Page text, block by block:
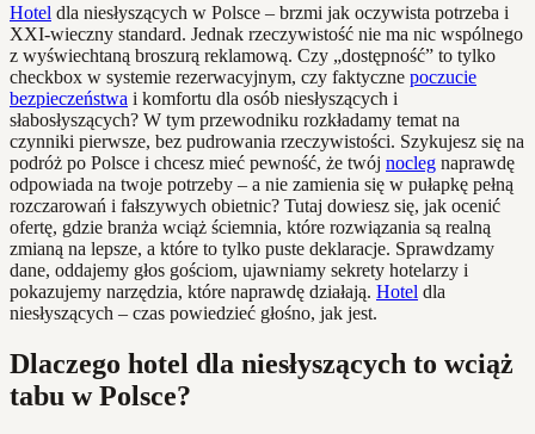
Hotel dla niesłyszących w Polsce – brzmi jak oczywista potrzeba i
XXI-wieczny standard. Jednak rzeczywistość nie ma nic wspólnego
z wyświechtaną broszurą reklamową. Czy „dostępność” to tylko
checkbox w systemie rezerwacyjnym, czy faktyczne poczucie
bezpieczeństwa i komfortu dla osób niesłyszących i
słabosłyszących? W tym przewodniku rozkładamy temat na
czynniki pierwsze, bez pudrowania rzeczywistości. Szykujesz się na
podróż po Polsce i chcesz mieć pewność, że twój nocleg naprawdę
odpowiada na twoje potrzeby – a nie zamienia się w pułapkę pełną
rozczarowań i fałszywych obietnic? Tutaj dowiesz się, jak ocenić
ofertę, gdzie branża wciąż ściemnia, które rozwiązania są realną
zmianą na lepsze, a które to tylko puste deklaracje. Sprawdzamy
dane, oddajemy głos gościom, ujawniamy sekrety hotelarzy i
pokazujemy narzędzia, które naprawdę działają. Hotel dla
niesłyszących – czas powiedzieć głośno, jak jest.
Dlaczego hotel dla niesłyszących to wciąż
tabu w Polsce?